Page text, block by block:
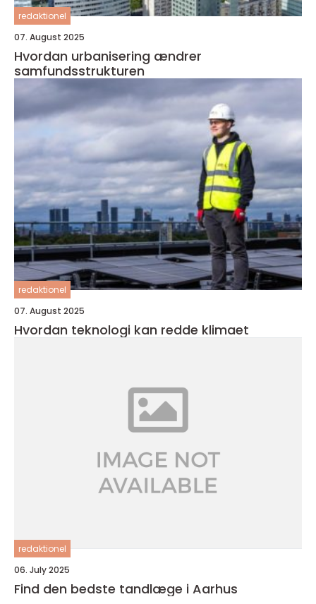
redaktionel
07. August 2025
Hvordan urbanisering ændrer
samfundsstrukturen
redaktionel
07. August 2025
Hvordan teknologi kan redde klimaet
redaktionel
06. July 2025
Find den bedste tandlæge i Aarhus